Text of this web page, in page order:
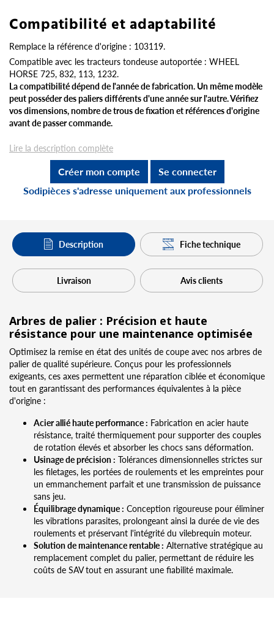
Compatibilité et adaptabilité
Remplace la référence d'origine : 103119.
Compatible avec les tracteurs tondeuse autoportée : WHEEL
HORSE 725, 832, 113, 1232.
La compatibilité dépend de l'année de fabrication. Un même modèle
peut posséder des paliers différents d'une année sur l'autre. Vérifiez
vos dimensions, nombre de trous de fixation et références d'origine
avant de passer commande.
Lire la description complète
Créer mon compte
Se connecter
Sodipièces s'adresse uniquement aux professionnels
Description Fiche technique
Livraison Avis clients
Arbres de palier : Précision et haute
résistance pour une maintenance optimisée
Optimisez la remise en état des unités de coupe avec nos arbres de
palier de qualité supérieure. Conçus pour les professionnels
exigeants, ces axes permettent une réparation ciblée et économique
tout en garantissant des performances équivalentes à la pièce
d'origine :
Acier allié haute performance : Fabrication en acier haute
résistance, traité thermiquement pour supporter des couples
de rotation élevés et absorber les chocs sans déformation.
Usinage de précision : Tolérances dimensionnelles strictes sur
les filetages, les portées de roulements et les empreintes pour
un emmanchement parfait et une transmission de puissance
sans jeu.
Équilibrage dynamique : Conception rigoureuse pour éliminer
les vibrations parasites, prolongeant ainsi la durée de vie des
roulements et préservant l'intégrité du vilebrequin moteur.
Solution de maintenance rentable : Alternative stratégique au
remplacement complet du palier, permettant de réduire les
coûts de SAV tout en assurant une fiabilité maximale.